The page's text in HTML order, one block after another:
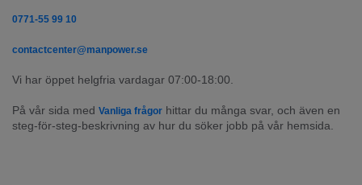
0771-55 99 10
contactcenter@manpower.se
Vi har öppet helgfria vardagar 07:00-18:00.
På vår sida med Vanliga frågor hittar du många svar, och även en
steg-för-steg-beskrivning av hur du söker jobb på vår hemsida.